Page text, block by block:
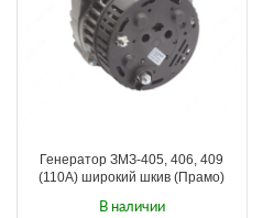
Генератор ЗМЗ-405, 406, 409
(110А) широкий шкив (Прамо)
В наличии